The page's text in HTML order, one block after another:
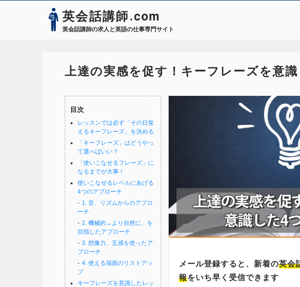
英会話講師.com
英会話講師の求人と英語の仕事専門サイト
上達の実感を促す！キーフレーズを意
目次
レッスンでは必ず「その日覚
えるキーフレーズ」を決める
「キーフレーズ」はどうやっ
て選べばいい？
「使いこなせるフレーズ」に
なるまでが大事！
使いこなせるレベルにあげる
4つのアプローチ
1. 音、リズムからのアプロ
ーチ
2. 機械的→より自然に、を
目指したアプローチ
3. 想像力、五感を使ったア
プローチ
4. 使える場面のリストアッ
プ
キーフレーズを意識したレッ
メール登録すると、新着の英会
報をいち早く受信できます